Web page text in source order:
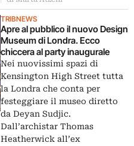
TRIBNEWS
Apre al pubblico il nuovo Design
Museum di Londra. Ecco
chiccera al party inaugurale
Nei nuovissimi spazi di
Kensington High Street tutta
la Londra che conta per
festeggiare il museo diretto
da Deyan Sudjic.
Dall’archistar Thomas
Heatherwick all’ex